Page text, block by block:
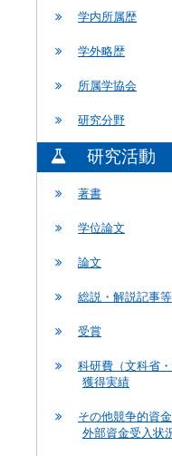
学内所属歴
学外略歴
所属学協会
研究分野
研究活動
著書
学位論文
論文
総説・解説記事等
受賞
科研費（文科省・
獲得実績
その他競争的資金
外部資金受入状